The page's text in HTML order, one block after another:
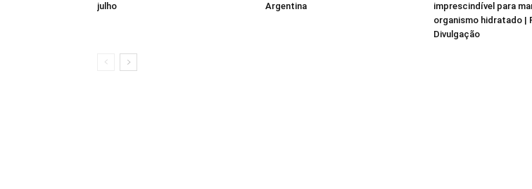
julho
Argentina
imprescindível para
organismo hidratado |
Divulgação